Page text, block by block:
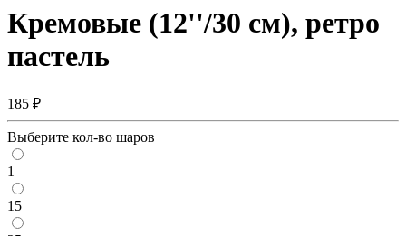
Кремовые (12''/30 см), ретро
пастель
185 ₽
Выберите кол-во шаров
1
15